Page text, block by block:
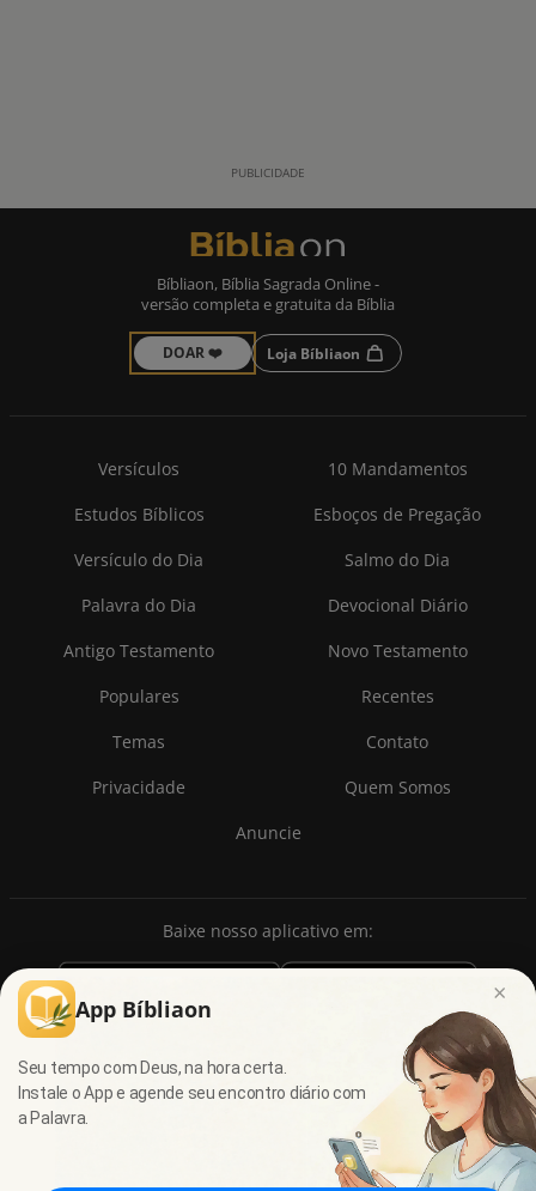
Bíbliaon, Bíblia Sagrada Online -
versão completa e gratuita da Bíblia
DOAR ❤️ Loja Bíbliaon
Versículos
10 Mandamentos
Estudos Bíblicos
Esboços de Pregação
Versículo do Dia
Salmo do Dia
Palavra do Dia
Devocional Diário
Antigo Testamento
Novo Testamento
Populares
Recentes
Temas
Contato
Privacidade
Quem Somos
Anuncie
Baixe nosso aplicativo em:
×
App Bíbliaon
Seu tempo com Deus, na hora certa.
Instale o App e agende seu encontro diário com
a Palavra.